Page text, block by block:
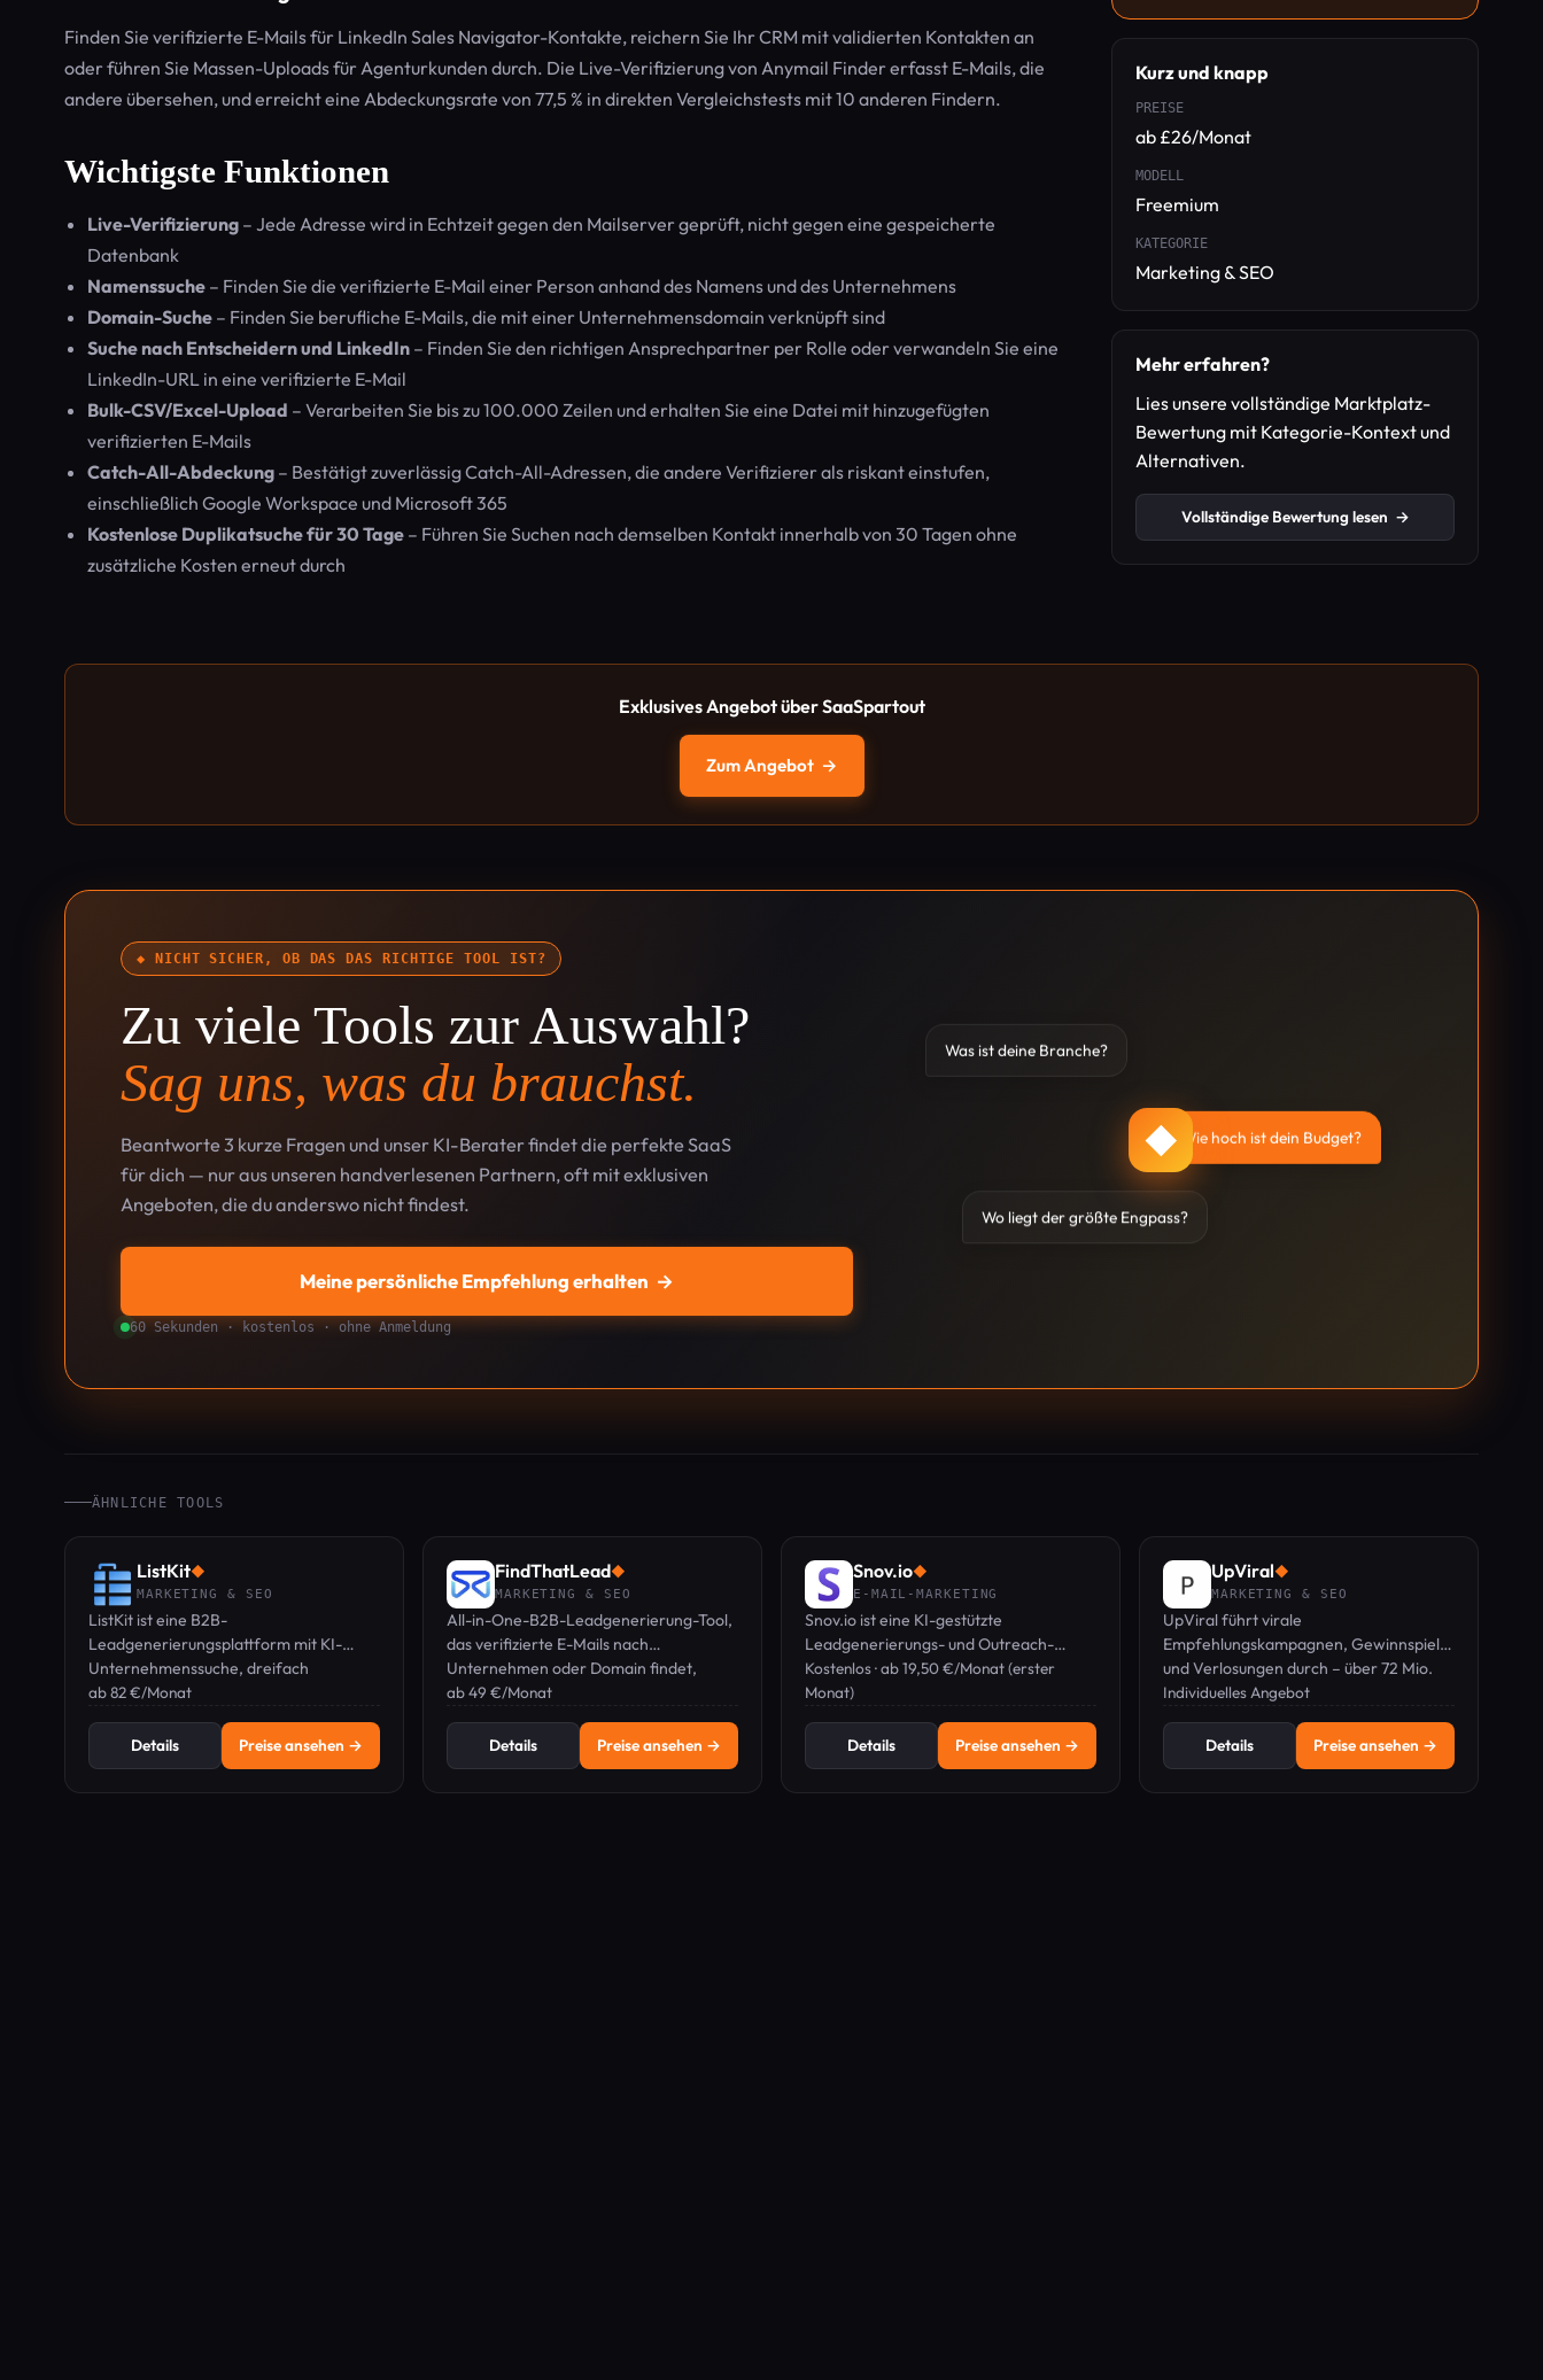
Finden Sie verifizierte E-Mails für LinkedIn Sales Navigator-Kontakte, reichern Sie Ihr CRM mit validierten Kontakten an
oder führen Sie Massen-Uploads für Agenturkunden durch. Die Live-Verifizierung von Anymail Finder erfasst E-Mails, die
andere übersehen, und erreicht eine Abdeckungsrate von 77,5 % in direkten Vergleichstests mit 10 anderen Findern.
Wichtigste Funktionen
Live-Verifizierung – Jede Adresse wird in Echtzeit gegen den Mailserver geprüft, nicht gegen eine gespeicherte
Datenbank
Namenssuche – Finden Sie die verifizierte E-Mail einer Person anhand des Namens und des Unternehmens
Domain-Suche – Finden Sie berufliche E-Mails, die mit einer Unternehmensdomain verknüpft sind
Suche nach Entscheidern und LinkedIn – Finden Sie den richtigen Ansprechpartner per Rolle oder verwandeln Sie eine
LinkedIn-URL in eine verifizierte E-Mail
Bulk-CSV/Excel-Upload – Verarbeiten Sie bis zu 100.000 Zeilen und erhalten Sie eine Datei mit hinzugefügten
verifizierten E-Mails
Catch-All-Abdeckung – Bestätigt zuverlässig Catch-All-Adressen, die andere Verifizierer als riskant einstufen,
einschließlich Google Workspace und Microsoft 365
Kostenlose Duplikatsuche für 30 Tage – Führen Sie Suchen nach demselben Kontakt innerhalb von 30 Tagen ohne
zusätzliche Kosten erneut durch
Kurz und knapp
PREISE
ab £26/Monat
MODELL
Freemium
KATEGORIE
Marketing & SEO
Mehr erfahren?
Lies unsere vollständige Marktplatz-
Bewertung mit Kategorie-Kontext und
Alternativen.
Vollständige Bewertung lesen →
Exklusives Angebot über SaaSpartout
Zum Angebot →
◆ NICHT SICHER, OB DAS DAS RICHTIGE TOOL IST?
Zu viele Tools zur Auswahl?
Sag uns, was du brauchst.
Beantworte 3 kurze Fragen und unser KI-Berater findet die perfekte SaaS
für dich — nur aus unseren handverlesenen Partnern, oft mit exklusiven
Angeboten, die du anderswo nicht findest.
Meine persönliche Empfehlung erhalten →
60 Sekunden · kostenlos · ohne Anmeldung
Was ist deine Branche?
Wie hoch ist dein Budget?
Wo liegt der größte Engpass?
◆
ÄHNLICHE TOOLS
ListKit◆
MARKETING & SEO
ListKit ist eine B2B-
Leadgenerierungsplattform mit KI-
Unternehmenssuche, dreifach
verifizierten E-Mails und Anreicherung –
ab 82 €/Monat
Details Preise ansehen →
FindThatLead◆
MARKETING & SEO
All-in-One-B2B-Leadgenerierung-Tool,
das verifizierte E-Mails nach
Unternehmen oder Domain findet,
Kaltakquise-Kampagnen durchführt und
ab 49 €/Monat
Details Preise ansehen →
Snov.io◆
E-MAIL-MARKETING
Snov.io ist eine KI-gestützte
Leadgenerierungs- und Outreach-
Plattform, mit der Sie verifizierte E-
Mails finden und Kaltakquise-
automatisieren können.
Kostenlos · ab 19,50 €/Monat (erster
Monat)
Details Preise ansehen →
UpViral◆
MARKETING & SEO
UpViral führt virale
Empfehlungskampagnen, Gewinnspiele
und Verlosungen durch – über 72 Mio.
Leads generiert von 32.600+
Individuelles Angebot
Details Preise ansehen →